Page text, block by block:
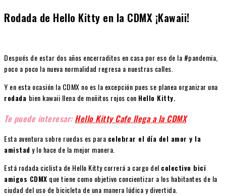
Rodada de Hello Kitty en la CDMX ¡Kawaii!
Después de estar dos años encerraditos en casa por eso de la #pandemia,
poco a poco la nueva normalidad regresa a nuestras calles.
Y en esta ocasión la CDMX no es la excepción pues se planea organizar una
rodada bien kawaii llena de moñitos rojos con Hello Kitty.
Te puede interesar:Hello Kitty Cafe llega a la CDMX
Esta aventura sobre ruedas es para celebrar el día del amor y la
amistady lo hace de la mejor manera.
Está rodada ciclista de Hello Kitty correrá a cargo del colectivo bici
amigos CDMX que tiene como objetivo concientizar a los habitantes de la
ciudad del uso de bicicleta de una manera lúdica y divertida.